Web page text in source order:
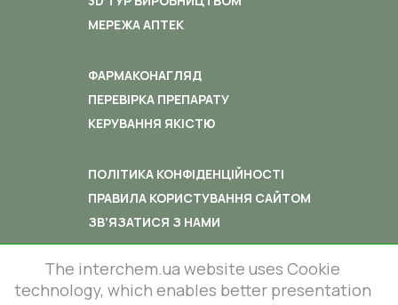
МЕРЕЖА АПТЕК
ФАРМАКОНАГЛЯД
ПЕРЕВІРКА ПРЕПАРАТУ
КЕРУВАННЯ ЯКІСТЮ
ПОЛІТИКА КОНФІДЕНЦІЙНОСТІ
ПРАВИЛА КОРИСТУВАННЯ САЙТОМ
ЗВ’ЯЗАТИСЯ З НАМИ
The interchem.ua website uses Cookie
technology, which enables better presentation